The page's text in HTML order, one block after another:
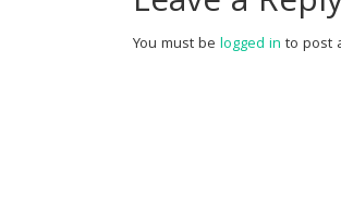
You must be logged in to post